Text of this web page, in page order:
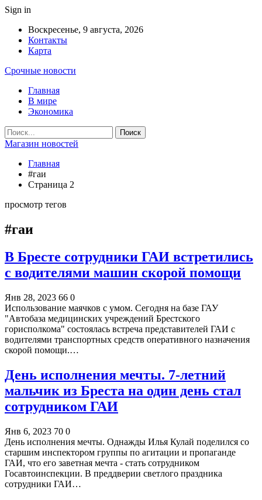
Sign in
Воскресенье, 9 августа, 2026
Контакты
Карта
Срочные новости
Главная
В мире
Экономика
Магазин новостей
Главная
#гаи
Страница 2
просмотр тегов
#гаи
В Бресте сотрудники ГАИ встретились
с водителями машин скорой помощи
Янв 28, 2023 66 0
Использование маячков с умом. Сегодня на базе ГАУ
"Автобаза медицинских учреждений Брестского
горисполкома" состоялась встреча представителей ГАИ с
водителями транспортных средств оперативного назначения
скорой помощи.…
День исполнения мечты. 7-летний
мальчик из Бреста на один день стал
сотрудником ГАИ
Янв 6, 2023 70 0
День исполнения мечты. Однажды Илья Кулай поделился со
старшим инспектором группы по агитации и пропаганде
ГАИ, что его заветная мечта - стать сотрудником
Госавтоинспекции. В преддверии светлого праздника
сотрудники ГАИ…